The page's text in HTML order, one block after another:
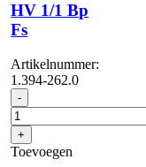
HV 1/1 Bp
Fs
Artikelnummer:
1.394-262.0
- HV
1/1
Bp
Fs
aantal
+
Toevoegen